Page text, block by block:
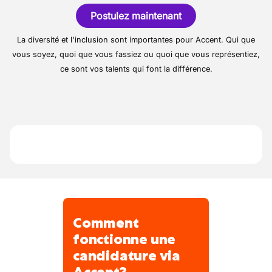
Une variante d’organisation est possible
avec des ouvertures ou fermetures du
magasin.
Effectuer le réassort des produits en
magasin.
Assurer le nettoyage des lieux.
Ranger et organiser la réserve.
alimentaire.
Postulez maintenant
La diversité et l'inclusion sont importantes pour Accent. Qui que
vous soyez, quoi que vous fassiez ou quoi que vous représentiez,
ce sont vos talents qui font la différence.
Comment
fonctionne une
candidature via